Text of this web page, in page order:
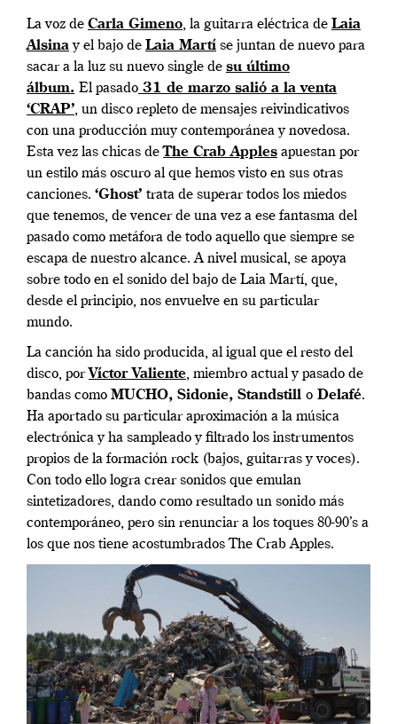
La voz de Carla Gimeno, la guitarra eléctrica de Laia
Alsinay el bajo de Laia Martí se juntan de nuevo para
sacar a la luz su nuevo single de su último
álbum. El pasado 31 de marzo salió a la venta
‘CRAP’, un disco repleto de mensajes reivindicativos
con una producción muy contemporánea y novedosa.
Esta vez las chicas deThe Crab Apples apuestan por
un estilo más oscuro al que hemos visto en sus otras
canciones. ‘Ghost’ trata de superar todos los miedos
que tenemos, de vencer de una vez a ese fantasma del
pasado como metáfora de todo aquello que siempre se
escapa de nuestro alcance.A nivel musical, se apoya
sobre todo en el sonido del bajo de Laia Martí, que,
desde el principio, nos envuelve en su particular
mundo.
La canción ha sido producida, al igual que el resto del
disco, porVíctor Valiente, miembro actual y pasado de
bandas como MUCHO, Sidonie, Standstill o Delafé.
Ha aportado su particular aproximación a la música
electrónica y ha sampleado y filtrado los instrumentos
propios de la formación rock (bajos, guitarras y voces).
Con todo ello logra crear sonidos que emulan
sintetizadores, dando como resultado un sonido más
contemporáneo, pero sin renunciar a los toques 80-90’s a
los que nos tiene acostumbrados The Crab Apples.